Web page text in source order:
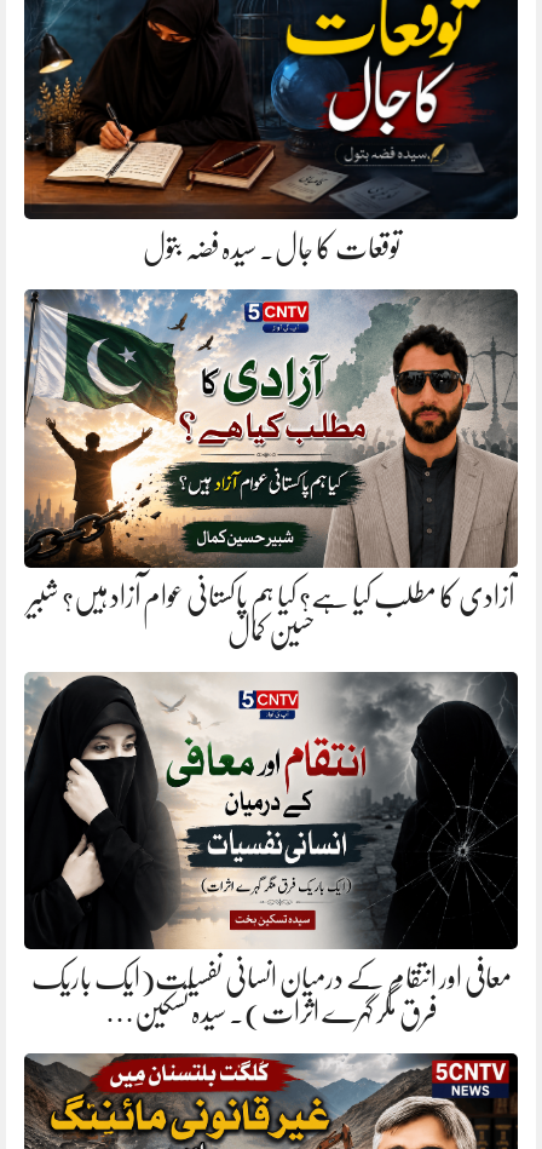
توقعات کا جال. سیدہ فضہ بتول
آزادی کا مطلب کیا ہے؟ کیا ہم پاکستانی عوام آزاد ہیں؟ شبیر
حسین کمال
معافی اور انتقام کے درمیان انسانی نفسیات(ایک باریک
فرق مگر گہرے اثرات). سیدہ تسکین…